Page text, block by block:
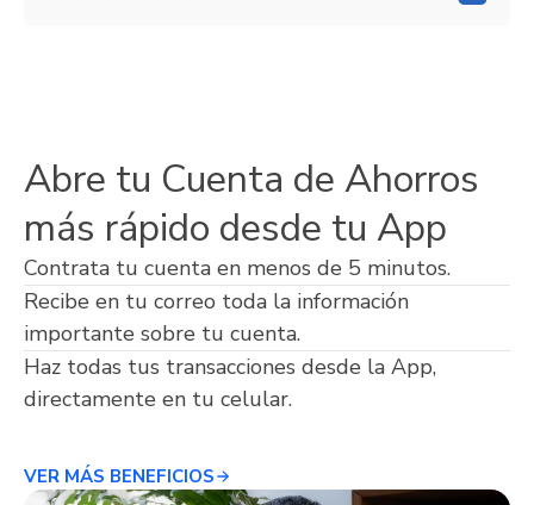
Abre tu Cuenta de Ahorros
más rápido desde tu App
Contrata tu cuenta en menos de 5 minutos.
Recibe en tu correo toda la información
importante sobre tu cuenta.
Haz todas tus transacciones desde la App,
directamente en tu celular.
VER MÁS BENEFICIOS